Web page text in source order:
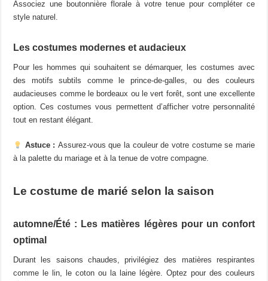
Associez une boutonnière florale à votre tenue pour compléter ce
style naturel.
Les costumes modernes et audacieux
Pour les hommes qui souhaitent se démarquer, les costumes avec
des motifs subtils comme le prince-de-galles, ou des couleurs
audacieuses comme le bordeaux ou le vert forêt, sont une excellente
option. Ces costumes vous permettent d’afficher votre personnalité
tout en restant élégant.
Astuce : Assurez-vous que la couleur de votre costume se marie
à la palette du mariage et à la tenue de votre compagne.
Le costume de marié selon la saison
automne/Été : Les matières légères pour un confort
optimal
Durant les saisons chaudes, privilégiez des matières respirantes
comme le lin, le coton ou la laine légère. Optez pour des couleurs